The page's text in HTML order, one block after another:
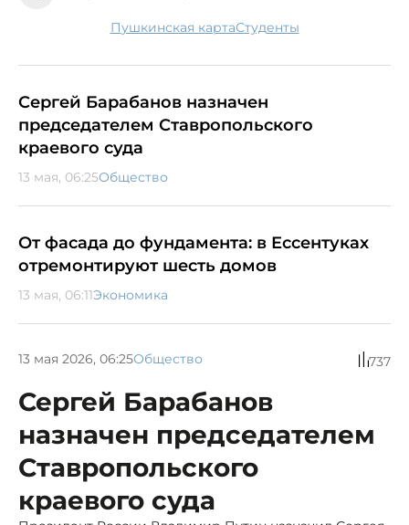
Пушкинская карта студенты
Сергей Барабанов назначен
председателем Ставропольского
краевого суда
13 мая, 06:25Общество
От фасада до фундамента: в Ессентуках
отремонтируют шесть домов
13 мая, 06:11Экономика
13 мая 2026, 06:25Общество 737
Сергей Барабанов
назначен председателем
Ставропольского
краевого суда